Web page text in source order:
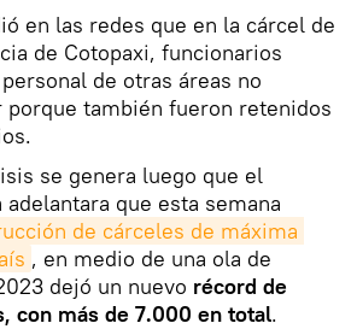
en las redes que en la cárcel de
de Cotopaxi, funcionarios
de otras áreas no
porque también fueron retenidos
se genera luego que el
que esta semana
de cárceles de máxima
, en medio de una ola de
dejó un nuevo récord de
con más de 7.000 en total.